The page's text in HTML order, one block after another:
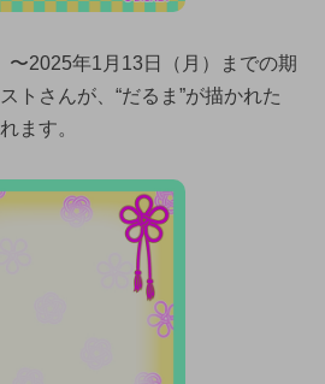
〜2025年1月13日（月）までの期
トさんが、“だるま”が描かれた
ます。